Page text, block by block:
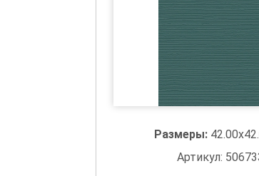
Размеры:
Артикул: